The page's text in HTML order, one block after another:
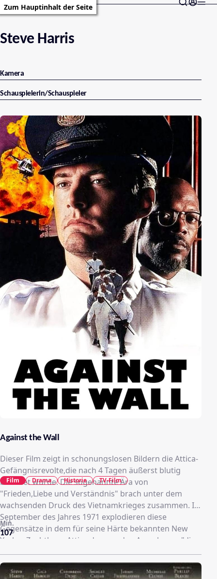
Zum Hauptinhalt der Seite
Steve Harris
Kamera
Schauspielerin/Schauspieler
Against the Wall
Dieser Film zeigt in schonungslosen Bildern die Attica-
Gefängnisrevolte,die nach 4 Tagen äußerst blutig
beendet wurde. Die sogenannte Ära von
"Frieden,Liebe und Verständnis" brach unter dem
wachsenden Druck des Vietnamkrieges zusammen. Im
September des Jahres 1971 explodieren diese
Gegensätze in dem für seine Härte bekannten New
Yorker Zuchthaus Attica,das von den Anwohnern "die
Fabrik" genannt wird. Bei der Niederschlagung der
Revolte machten die Nationalstreitkräfte keine
Unterschiede zwischen Wachen und Inhaftierten.
107
Min.
Film Drama Historie TV-Film